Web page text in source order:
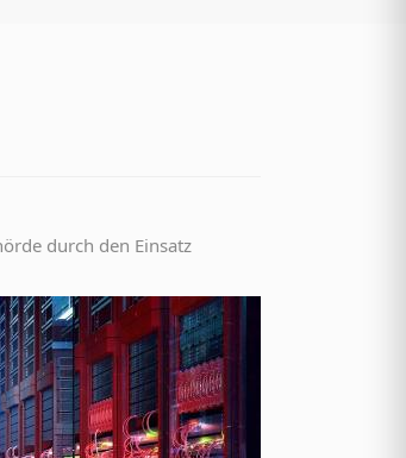
durch den Einsatz